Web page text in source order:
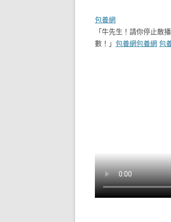
包養網
「牛先生！請你停止散
數！」 包養網包養網 包